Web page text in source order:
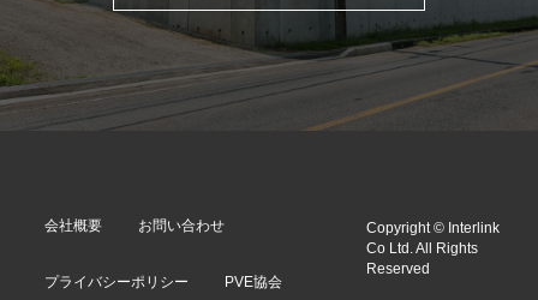
会社概要 お問い合わせ
プライバシーポリシー PVE協会
Copyright © Interlink
Co Ltd. All Rights
Reserved